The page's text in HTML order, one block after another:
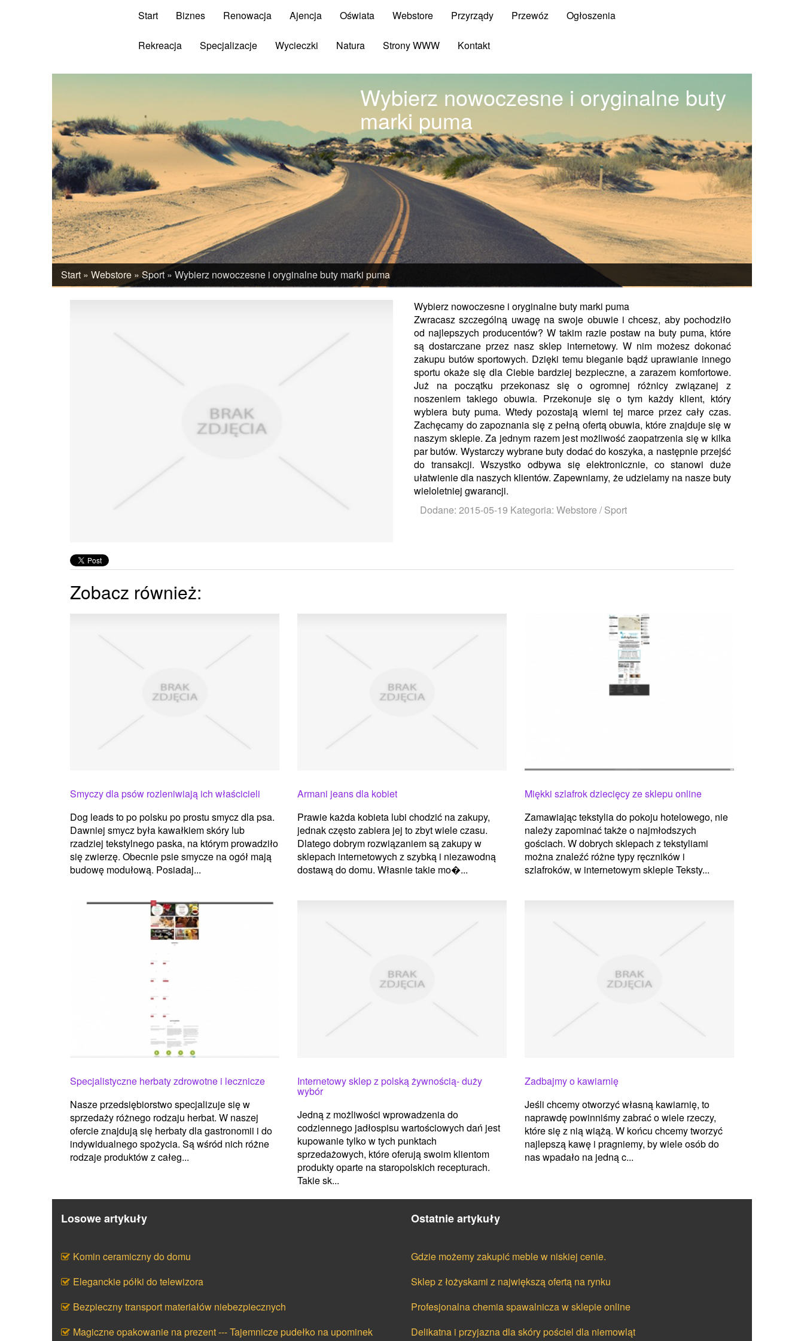
Start Biznes Renowacja Ajencja Oświata Webstore Przyrządy Przewóz Ogłoszenia
Rekreacja Specjalizacje Wycieczki Natura Strony WWW Kontakt
Wybierz nowoczesne i oryginalne buty
marki puma
Start » Webstore »Sport » Wybierz nowoczesne i oryginalne buty marki puma
Wybierz nowoczesne i oryginalne buty marki puma
Zwracasz szczególną uwagę na swoje obuwie i chcesz, aby pochodziło
od najlepszych producentów? W takim razie postaw na buty puma, które
są dostarczane przez nasz sklep internetowy. W nim możesz dokonać
zakupu butów sportowych. Dzięki temu bieganie bądź uprawianie innego
sportu okaże się dla Ciebie bardziej bezpieczne, a zarazem komfortowe.
Już na początku przekonasz się o ogromnej różnicy związanej z
noszeniem takiego obuwia. Przekonuje się o tym każdy klient, który
wybiera buty puma. Wtedy pozostają wierni tej marce przez cały czas.
Zachęcamy do zapoznania się z pełną ofertą obuwia, które znajduje się w
naszym sklepie. Za jednym razem jest możliwość zaopatrzenia się w kilka
par butów. Wystarczy wybrane buty dodać do koszyka, a następnie przejść
do transakcji. Wszystko odbywa się elektronicznie, co stanowi duże
ułatwienie dla naszych klientów. Zapewniamy, że udzielamy na nasze buty
wieloletniej gwarancji.
Dodane: 2015-05-19 Kategoria: Webstore / Sport
Zobacz również:
Smyczy dla psów rozleniwiają ich właścicieli
Dog leads to po polsku po prostu smycz dla psa.
Dawniej smycz była kawałkiem skóry lub
rzadziej tekstylnego paska, na którym prowadziło
się zwierzę. Obecnie psie smycze na ogół mają
budowę modułową. Posiadaj...
Armani jeans dla kobiet
Prawie każda kobieta lubi chodzić na zakupy,
jednak często zabiera jej to zbyt wiele czasu.
Dlatego dobrym rozwiązaniem są zakupy w
sklepach internetowych z szybką i niezawodną
dostawą do domu. Własnie takie mo�...
Miękki szlafrok dziecięcy ze sklepu online
Zamawiając tekstylia do pokoju hotelowego, nie
należy zapominać także o najmłodszych
gościach. W dobrych sklepach z tekstyliami
można znaleźć różne typy ręczników i
szlafroków, w internetowym sklepie Teksty...
Specjalistyczne herbaty zdrowotne i lecznicze
Nasze przedsiębiorstwo specjalizuje się w
sprzedaży różnego rodzaju herbat. W naszej
ofercie znajdują się herbaty dla gastronomii i do
indywidualnego spożycia. Są wśród nich różne
rodzaje produktów z całeg...
Internetowy sklep z polską żywnością- duży
wybór
Jedną z możliwości wprowadzenia do
codziennego jadłospisu wartościowych dań jest
kupowanie tylko w tych punktach
sprzedażowych, które oferują swoim klientom
produkty oparte na staropolskich recepturach.
Takie sk...
Zadbajmy o kawiarnię
Jeśli chcemy otworzyć własną kawiarnię, to
naprawdę powinniśmy zabrać o wiele rzeczy,
które się z nią wiążą. W końcu chcemy tworzyć
najlepszą kawę i pragniemy, by wiele osób do
nas wpadało na jedną c...
Losowe artykuły
Komin ceramiczny do domu
Eleganckie półki do telewizora
Bezpieczny transport materiałów niebezpiecznych
Magiczne opakowanie na prezent --- Tajemnicze pudełko na upominek
Ostatnie artykuły
Gdzie możemy zakupić meble w niskiej cenie.
Sklep z łożyskami z największą ofertą na rynku
Profesjonalna chemia spawalnicza w sklepie online
Delikatna i przyjazna dla skóry pościel dla niemowląt